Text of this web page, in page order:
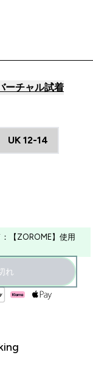
ーチャル試着
UK 12-14
【ZOROME】使用
れ